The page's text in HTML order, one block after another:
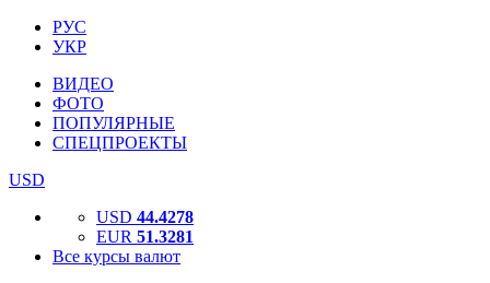
РУС
УКР
ВИДЕО
ФОТО
ПОПУЛЯРНЫЕ
СПЕЦПРОЕКТЫ
USD
USD 44.4278
EUR 51.3281
Все курсы валют